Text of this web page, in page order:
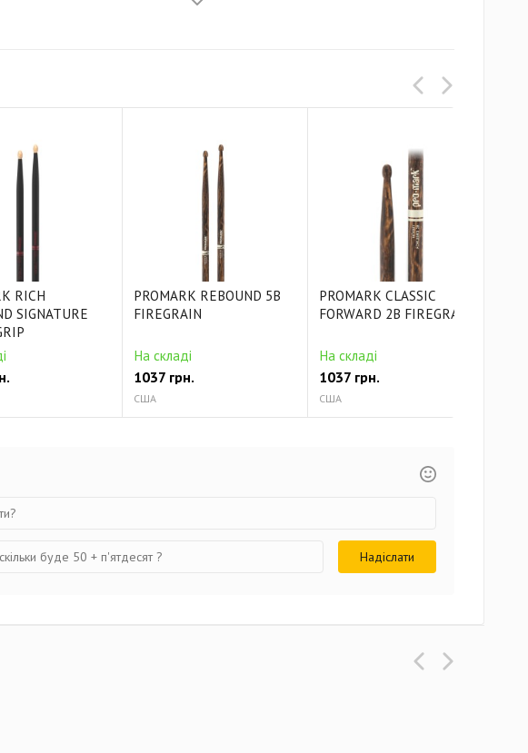
RICH
SIGNATURE
PROMARK REBOUND 5B
FIREGRAIN
На складі
1037 грн.
США
PROMARK CLASSIC
FORWARD 2B FIREGRAIN
На складі
1037 грн.
США